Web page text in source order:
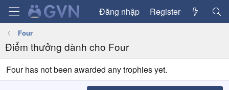
Đăng nhập Register
Four
Điểm thưởng dành cho Four
Four has not been awarded any trophies yet.